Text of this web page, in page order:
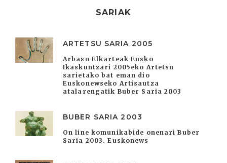
SARIAK
ARTETSU SARIA 2005
Arbaso Elkarteak Eusko
Ikaskuntzari 2005eko Artetsu
sarietako bat eman dio
Euskonewseko Artisautza
atalarengatik Buber Saria 2003
BUBER SARIA 2003
On line komunikabide onenari Buber
Saria 2003. Euskonews